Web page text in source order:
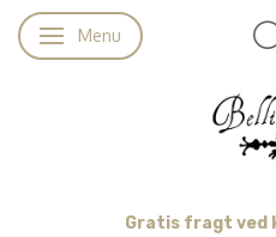
Skifte navigation
Menu
Gratis fragt ved